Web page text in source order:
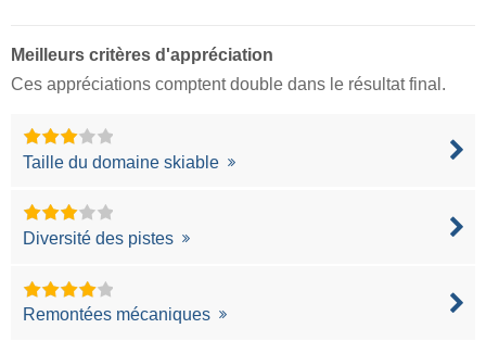
Meilleurs critères d'appréciation
Ces appréciations comptent double dans le résultat final.
Taille du domaine skiable
Diversité des pistes
Remontées mécaniques